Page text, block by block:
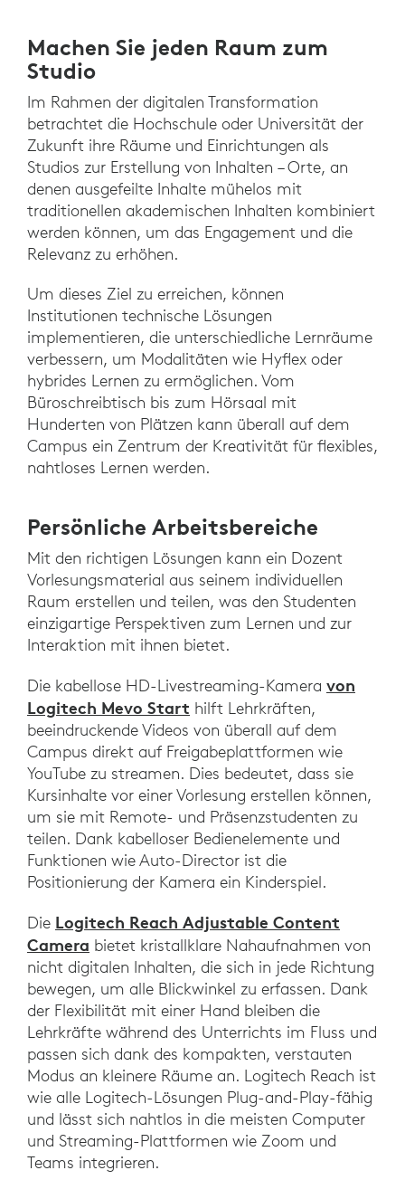
Machen Sie jeden Raum zum
Studio
Im Rahmen der digitalen Transformation
betrachtet die Hochschule oder Universität der
Zukunft ihre Räume und Einrichtungen als
Studios zur Erstellung von Inhalten – Orte, an
denen ausgefeilte Inhalte mühelos mit
traditionellen akademischen Inhalten kombiniert
werden können, um das Engagement und die
Relevanz zu erhöhen.
Um dieses Ziel zu erreichen, können
Institutionen technische Lösungen
implementieren, die unterschiedliche Lernräume
verbessern, um Modalitäten wie Hyflex oder
hybrides Lernen zu ermöglichen. Vom
Büroschreibtisch bis zum Hörsaal mit
Hunderten von Plätzen kann überall auf dem
Campus ein Zentrum der Kreativität für flexibles,
nahtloses Lernen werden.
Persönliche Arbeitsbereiche
Mit den richtigen Lösungen kann ein Dozent
Vorlesungsmaterial aus seinem individuellen
Raum erstellen und teilen, was den Studenten
einzigartige Perspektiven zum Lernen und zur
Interaktion mit ihnen bietet.
Die kabellose HD-Livestreaming-Kamera von
Logitech Mevo Start hilft Lehrkräften,
beeindruckende Videos von überall auf dem
Campus direkt auf Freigabeplattformen wie
YouTube zu streamen. Dies bedeutet, dass sie
Kursinhalte vor einer Vorlesung erstellen können,
um sie mit Remote- und Präsenzstudenten zu
teilen. Dank kabelloser Bedienelemente und
Funktionen wie Auto-Director ist die
Positionierung der Kamera ein Kinderspiel.
Die Logitech Reach Adjustable Content
Camera bietet kristallklare Nahaufnahmen von
nicht digitalen Inhalten, die sich in jede Richtung
bewegen, um alle Blickwinkel zu erfassen. Dank
der Flexibilität mit einer Hand bleiben die
Lehrkräfte während des Unterrichts im Fluss und
passen sich dank des kompakten, verstauten
Modus an kleinere Räume an. Logitech Reach ist
wie alle Logitech-Lösungen Plug-and-Play-fähig
und lässt sich nahtlos in die meisten Computer
und Streaming-Plattformen wie Zoom und
Teams integrieren.